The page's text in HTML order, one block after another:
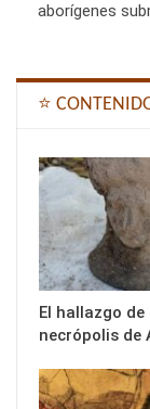
aborígenes
⭐
El hallazgo de
necrópolis de